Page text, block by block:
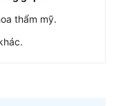
thẩm mỹ.